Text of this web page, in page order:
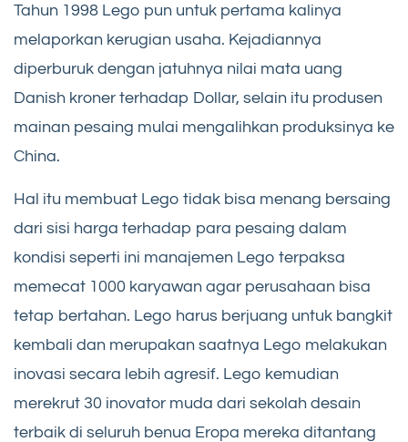
Tahun 1998 Lego pun untuk pertama kalinya
melaporkan kerugian usaha. Kejadiannya
diperburuk dengan jatuhnya nilai mata uang
Danish kroner terhadap Dollar, selain itu produsen
mainan pesaing mulai mengalihkan produksinya ke
China.
Hal itu membuat Lego tidak bisa menang bersaing
dari sisi harga terhadap para pesaing dalam
kondisi seperti ini manajemen Lego terpaksa
memecat 1000 karyawan agar perusahaan bisa
tetap bertahan. Lego harus berjuang untuk bangkit
kembali dan merupakan saatnya Lego melakukan
inovasi secara lebih agresif. Lego kemudian
merekrut 30 inovator muda dari sekolah desain
terbaik di seluruh benua Eropa mereka ditantang